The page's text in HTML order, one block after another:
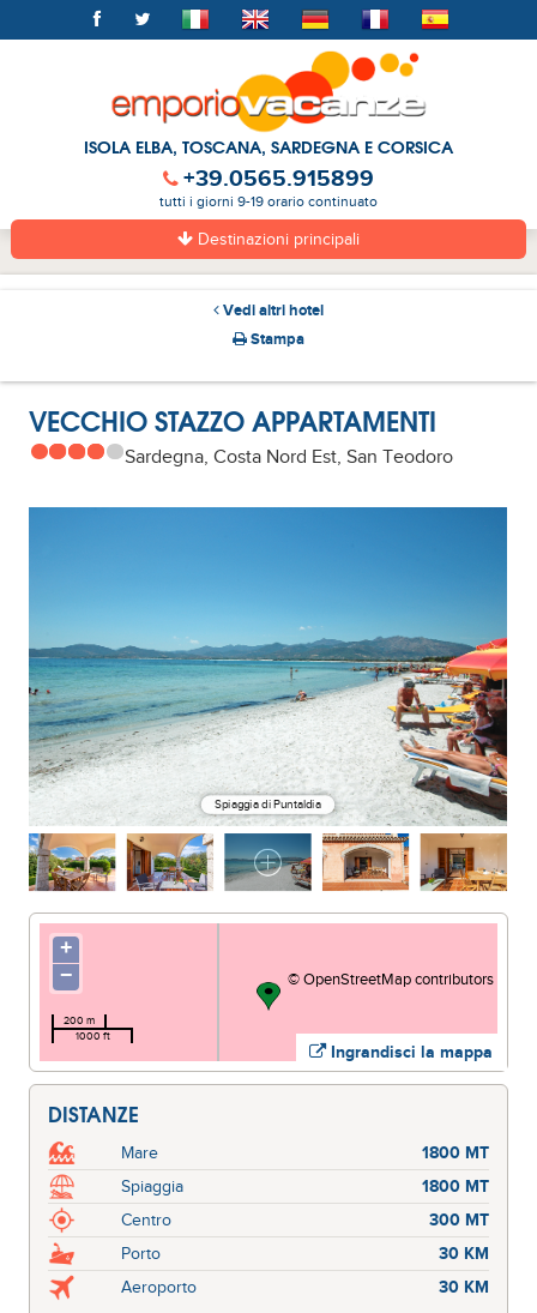
ISOLA ELBA, TOSCANA, SARDEGNA E CORSICA
+39.0565.915899
tutti i giorni 9-19 orario continuato
Destinazioni principali
Vedi altri hotel
Stampa
VECCHIO STAZZO APPARTAMENTI
Sardegna, Costa Nord Est, San Teodoro
Spiaggia di Puntaldia
Ingrandisci la mappa
+
−
©OpenStreetMapcontributors
200 m
1000 ft
DISTANZE
Mare
1800 MT
Spiaggia
1800 MT
Centro
300 MT
Porto
30 KM
Aeroporto
30 KM